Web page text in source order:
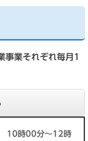
事業それぞれ毎月1
10時00分～12時